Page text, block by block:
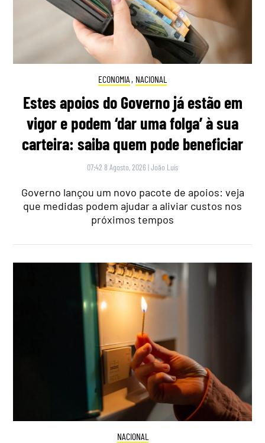
ECONOMIA , NACIONAL
Estes apoios do Governo já estão em
vigor e podem ‘dar uma folga’ à sua
carteira: saiba quem pode beneficiar
07:42 8 Agosto, 2026 |João Luís
Governo lançou um novo pacote de apoios: veja
que medidas podem ajudar a aliviar custos nos
próximos tempos
NACIONAL